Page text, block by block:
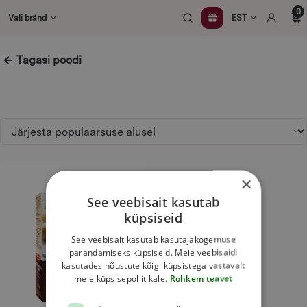
Vali bränd EST
0
Tagasi poodi
multiple
variants.
options
×
See veebisait kasutab
küpsiseid
See veebisait kasutab kasutajakogemuse
parandamiseks küpsiseid. Meie veebisaidi
kasutades nõustute kõigi küpsistega vastavalt
meie küpsisepoliitikale. Rohkem teavet